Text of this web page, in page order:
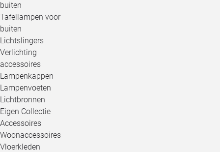
buiten
Tafellampen voor
buiten
Lichtslingers
Verlichting
accessoires
Lampenkappen
Lampenvoeten
Lichtbronnen
Eigen Collectie
Accessoires
Woonaccessoires
Vloerkleden